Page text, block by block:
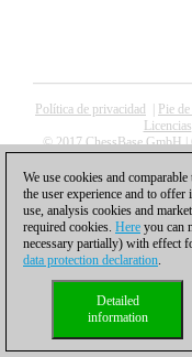
Política de privacidad Pie
Licencias
© 2017 ChessBase GmbH |
We use cookies and
the user experience and to
use, analysis cookies and
required cookies. Here you can
necessary partially) with effect
data protection declaration.
Detailed
information